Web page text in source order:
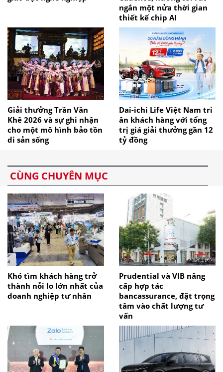
ngắn một nửa thời gian
thiết kế chip AI
Giải thưởng Trần Văn
Khê 2026 và sự ghi nhận
cho một mô hình bảo tồn
di sản sống
Dai-ichi Life Việt Nam tri
ân khách hàng với tổng
trị giá giải thưởng gần 12
tỷ đồng
CÙNG CHUYÊN MỤC
Khó tìm khách hàng trở
thành nỗi lo lớn nhất của
doanh nghiệp tư nhân
Prudential và VIB nâng
cấp hợp tác
bancassurance, đặt trọng
tâm vào chất lượng tư
vấn